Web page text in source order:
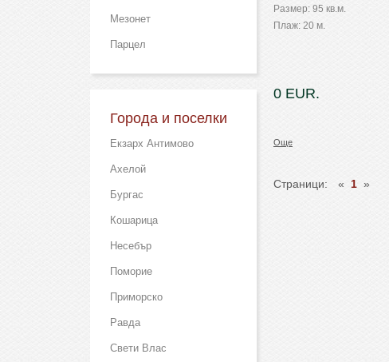
Мезонет
Парцел
Города и поселки
Екзарх Антимово
Ахелой
Бургас
Кошарица
Несебър
Поморие
Приморско
Равда
Свети Влас
Размер: 95 кв.м.
Плаж: 20 м.
0 EUR.
Още
Страници: « 1 »